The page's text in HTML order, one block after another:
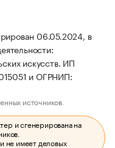
06.05.2024, в
искусств. ИП
и ОГРНИП:
источников.
и сгенерирована на
не имеет деловых